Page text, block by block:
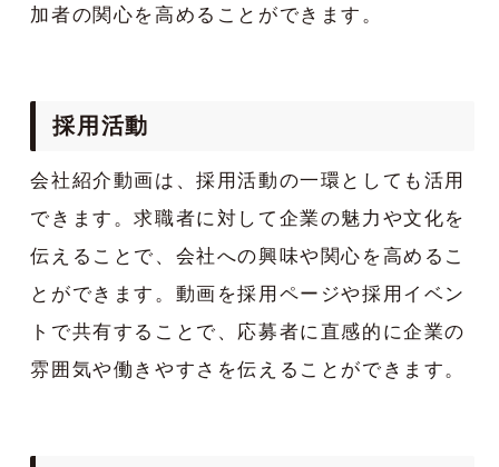
加者の関心を高めることができます。
採用活動
会社紹介動画は、採用活動の一環としても活用
できます。求職者に対して企業の魅力や文化を
伝えることで、会社への興味や関心を高めるこ
とができます。動画を採用ページや採用イベン
トで共有することで、応募者に直感的に企業の
雰囲気や働きやすさを伝えることができます。